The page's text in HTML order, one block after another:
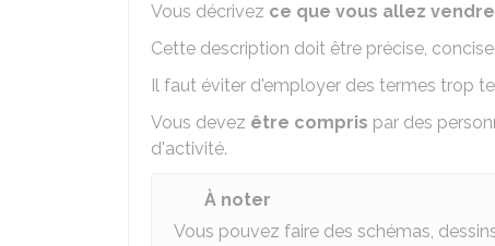
Vous décrivez ce que vous allez vendre
Cette description doit être précise,
Il faut éviter d'employer des termes trop
Vous devez être compris par des
d'activité.
À noter
Vous pouvez faire des schémas,